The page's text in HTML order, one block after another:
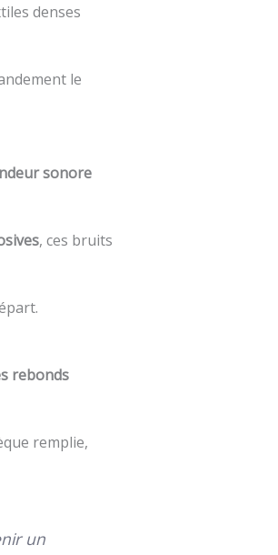
denses
le
sonore
, ces bruits
rebonds
remplie,
un